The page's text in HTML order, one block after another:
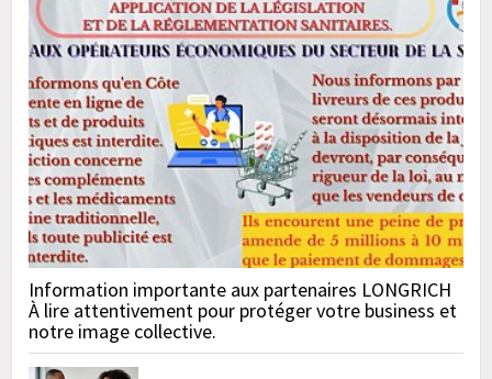
Information importante aux partenaires LONGRICH
À lire attentivement pour protéger votre business et
notre image collective.